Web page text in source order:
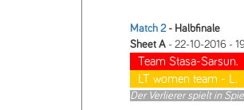
Match 2- Halbfinale
Sheet A - 22-10-2016 -
Team Stasa-Sarsun.
LT women team - L.
Der Verlierer spielt in